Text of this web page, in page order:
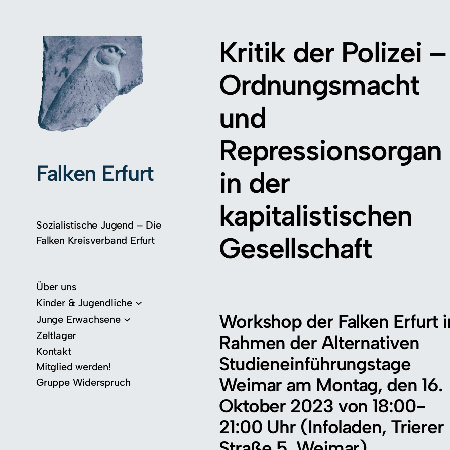
Falken Erfurt
Sozialistische Jugend – Die
Falken Kreisverband Erfurt
Über uns
Kinder & Jugendliche
Junge Erwachsene
Zeltlager
Kontakt
Mitglied werden!
Gruppe Widerspruch
Kritik der Polizei –
Ordnungsmacht
und
Repressionsorgan
in der
kapitalistischen
Gesellschaft
Workshop der Falken Erfurt
Rahmen der Alternativen
Studieneinführungstage
Weimar am Montag, den 16.
Oktober 2023 von 18:00-
21:00 Uhr (Infoladen, Trierer